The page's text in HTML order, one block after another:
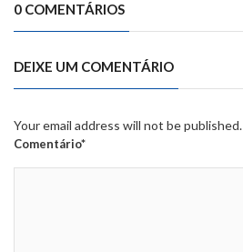
0 COMENTÁRIOS
DEIXE UM COMENTÁRIO
Your email address will not be published.
Comentário*